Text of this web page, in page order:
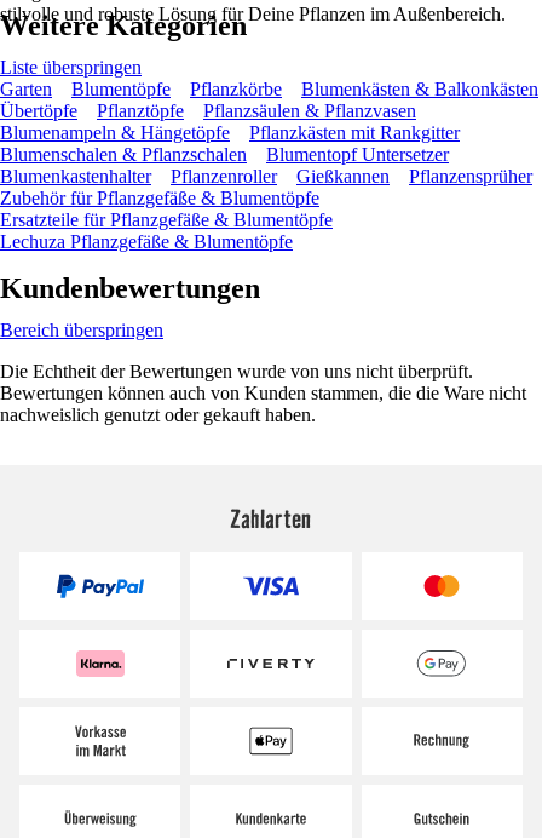
stilvolle und robuste Lösung für Deine Pflanzen im Außenbereich.
Weitere Kategorien
Liste überspringen
Garten
Blumentöpfe Pflanzkörbe
Blumenkästen & Balkonkästen
Übertöpfe
Pflanztöpfe
Pflanzsäulen & Pflanzvasen
Blumenampeln & Hängetöpfe
Pflanzkästen mit Rankgitter
Blumenschalen & Pflanzschalen
Blumentopf Untersetzer
Blumenkastenhalter
Pflanzenroller Gießkannen
Pflanzensprüher
Zubehör für Pflanzgefäße & Blumentöpfe
Ersatzteile für Pflanzgefäße & Blumentöpfe
Lechuza Pflanzgefäße & Blumentöpfe
Kundenbewertungen
Bereich überspringen
Die Echtheit der Bewertungen wurde von uns nicht überprüft.
Bewertungen können auch von Kunden stammen, die die Ware nicht
nachweislich genutzt oder gekauft haben.
Zahlarten